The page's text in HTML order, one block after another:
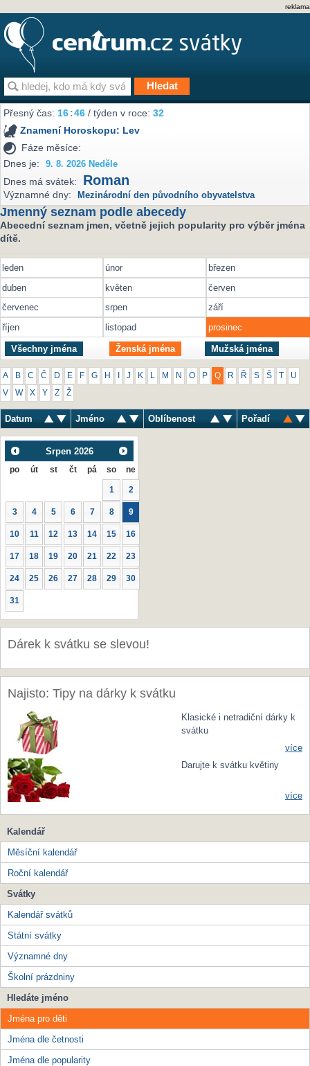
reklama
Přesný čas:16:46 / týden v roce:32
Znamení Horoskopu: Lev
Fáze měsíce:
Dnes je:
9. 8. 2026 Neděle
Dnes má svátek: Roman
Významné dny: Mezinárodní den původního obyvatelstva
Jmenný seznam podle abecedy
Abecední seznam jmen, včetně jejich popularity pro výběr jména
dítě.
leden únor
březen
duben
květen
červen
červenec
srpen
září
říjen
listopad prosinec
Všechny jména Ženská jména Mužská jména
A B C Č D E F G H J K M N O P Q R Ř S Š U
V W X Y Z Ž
Datum Jméno Oblíbenost Pořadí
Srpen 2026
po út st čt pá so ne
1 2
3 4 5 6 7 8 9
10 11 12 13 14 15 16
17 18 19 20 21 22 23
24 25 26 27 28 29 30
31
Dárek k svátku se slevou!
Najisto: Tipy na dárky k svátku
Klasické i netradiční dárky k
svátku
více
Darujte k svátku květiny
více
Kalendář
Měsíční kalendář
Roční kalendář
Svátky
Kalendář svátků
Státní svátky
Významné dny
Školní prázdniny
Hledáte jméno
Jména pro děti
Jména dle četnosti
Jména dle popularity